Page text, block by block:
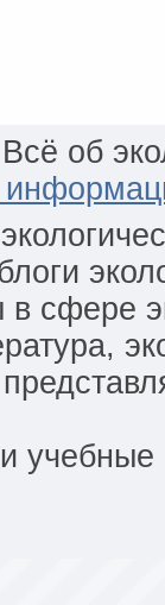
об
сфере